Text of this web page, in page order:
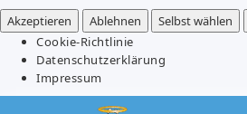
Akzeptieren
Ablehnen Selbst wählen
Cookie-Richtlinie
Datenschutzerklärung
Impressum